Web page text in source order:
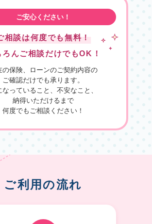
ご安心ください！
相談は何度でも無料！
ろんご相談だけでもOK！
の保険、ローンのご契約内容の
ご確認だけでも承ります。
なっていること、不安なこと、
納得いただけるまで
何度でもご相談ください！
ご利用の流れ